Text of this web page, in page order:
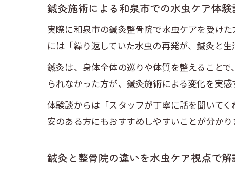
鍼灸施術による和泉市での水虫ケア体験
実際に和泉市の鍼灸整骨院で水虫ケアを受け
には「繰り返していた水虫の再発が、鍼灸と
鍼灸は、身体全体の巡りや体質を整えること
られなかった方が、鍼灸施術による変化を実感
体験談からは「スタッフが丁寧に話を聞いて
安のある方にもおすすめしやすいことが分かり
鍼灸と整骨院の違いを水虫ケア視点で解